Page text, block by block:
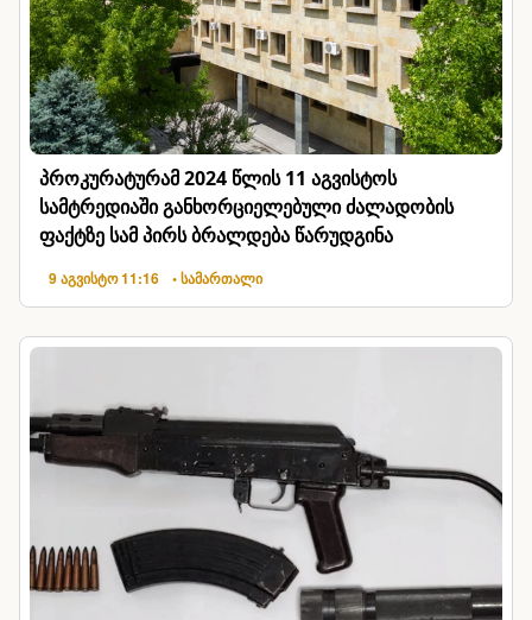
პროკურატურამ 2024 წლის 11 აგვისტოს
სამტრედიაში განხორციელებული ძალადობის
ფაქტზე სამ პირს ბრალდება წარუდგინა
9 აგვისტო 11:16 • სამართალი